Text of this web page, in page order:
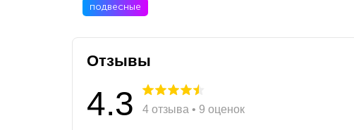
подвесные
Отзывы
4.3 4 отзыва • 9 оценок